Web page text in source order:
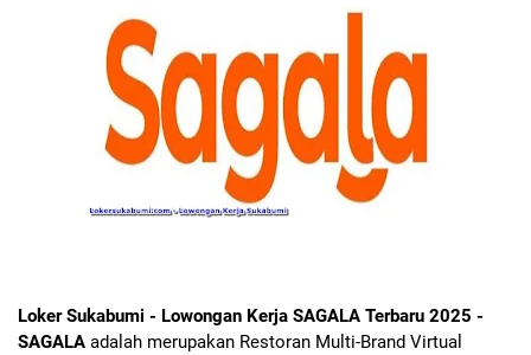
Loker Sukabumi - Lowongan Kerja SAGALA Terbaru 2025 -
SAGALA adalah merupakan Restoran Multi-Brand Virtual